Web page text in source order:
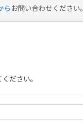
らお問い合わせください。
ださい。